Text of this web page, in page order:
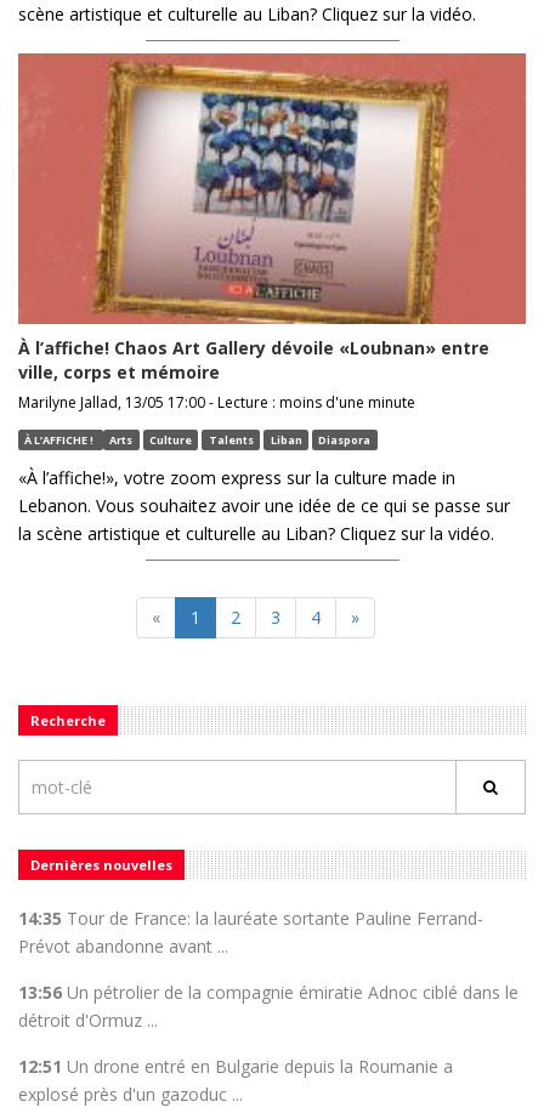
scène artistique et culturelle au Liban? Cliquez sur la vidéo.
À l’affiche! Chaos Art Gallery dévoile «Loubnan» entre
ville, corps et mémoire
Marilyne Jallad, 13/05 17:00 - Lecture : moins d'une minute
À L’AFFICHE ! Arts Culture Talents Liban Diaspora
«À l’affiche!», votre zoom express sur la culture made in
Lebanon. Vous souhaitez avoir une idée de ce qui se passe sur
la scène artistique et culturelle au Liban? Cliquez sur la vidéo.
« 1 2 3 4 »
Recherche
Dernières nouvelles
14:35 Tour de France: la lauréate sortante Pauline Ferrand-
Prévot abandonne avant ...
13:56 Un pétrolier de la compagnie émiratie Adnoc ciblé dans le
détroit d'Ormuz ...
12:51 Un drone entré en Bulgarie depuis la Roumanie a
explosé près d'un gazoduc ...